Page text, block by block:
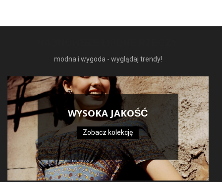
modna i wygoda - wyglądaj trendy!
WYSOKA JAKOŚĆ
Zobacz kolekcję